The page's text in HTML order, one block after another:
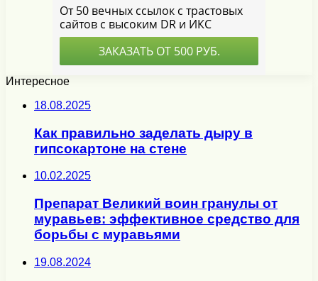
Интересное
18.08.2025
Как правильно заделать дыру в
гипсокартоне на стене
10.02.2025
Препарат Великий воин гранулы от
муравьев: эффективное средство для
борьбы с муравьями
19.08.2024